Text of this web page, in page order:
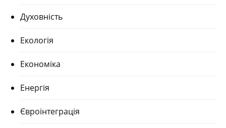
Духовність
Екологія
Економіка
Енергія
Євроінтеграція